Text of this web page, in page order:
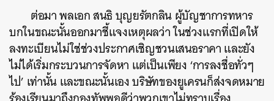
ต่อมา พลเอก สนธิ บุญยรัตกลิน ผู้บัญชาการทหาร
บกในขณะนั้นออกมาชี้แจงเหตุผลว่า ในช่วงแรกที่เปิดให้
ลงทะเบียนไม่ใช่ช่วงประกาศเชิญชวนเสนอราคา และยัง
ไม่ได้เริ่มกระบวนการจัดหา แต่เป็นเพียง ‘การลงชื่อทั่วๆ
ไป’ เท่านั้น และขณะนั้นเอง บริษัทของยูเครนก็ส่งจดหมาย